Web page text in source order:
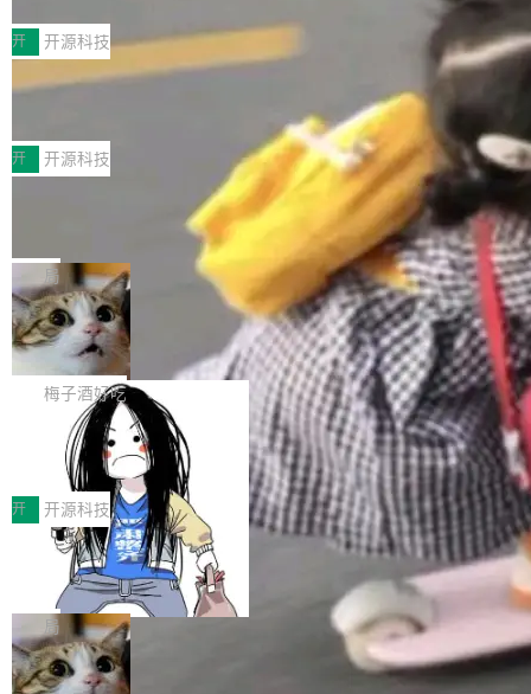
MPComm将作为一种传输引擎接入Mooncake T
ENT，实现零拷贝传输性能提升30%、非零拷贝
传输性能最高提升5倍。UCL-MPComm底层基
于自研UCL-Engine通信引擎，后续腾讯网平将
持续开源更多基于UCL-Engine的高性能通信组
件。 腾讯网平团队在UCL-MPComm中实现了一
个独立于业务线程的全局通信引擎（Engine），
型案例入选名单》，深信服“面向企业研发场景的
开源 AI 编程平台 CoStrict 应用”凭借卓越的技术
创新与落地成效成功入选。 全链路私有化部署，
助力企业AI研发安全落地 当前，越来越多企业已
经开始引入 AI Coding 工具，通过调用公有云模
型或企业内部部署模型提升研发效率。但随着 AI
Coding 从个人辅助工具逐步走向团队级、组织
级应用，企业在规模化落地过程中，对安全性、
可控性和代码质量提出了更高要求。 首先是数据
安全与合规要求。对于大多数普通研发场景，公
有云模型能够满足快速试用和效率提升的需求。
但对于金融、能源、医疗等对数据安全要求较...
开 开源科技
深信服AI算力网关入选工信部人工智能
前不久，工业和信息化部正式发布《2025年人工
智能应用典型案例名单》，集中展示人工智能在
各领域的应用成果，覆盖技术底座、行业赋能、
产品应用、支撑保障、专题等五大方向。深信服
AI算力网关（AI创新平台）成功入选！ 随着各行
各业的Agent走向规模化建设，算力构成形态逐
渐丰富，用户关注的重点也在发生变化：不只是
让AI用起来，还要进一步看清混合算力时代下，
Token花在哪里、算力是否被充分利用，以及持
续增长的AI成本该如何优化。 深信服AI算力网关
正是围绕这些实际问题，从Token治理和成本治
理两个方面，让用户的每一份算力都看得清、管
得住、用得稳、省得下、更安全！ 一、从现在开
始，Token使用一目...
开 开源科技
Jeff Dean 离开 Google：一个时代的结
束，一个实验室的开始
Google 员工编号 20。MapReduce 作者之一。
Bigtable 作者之一。TensorFlow 的作者之一。
Gemini 的架构师。Google 首席科学家。 Jeff D
ean 在 Google 工作了 27 年后，宣布离职。 他
不是一个人走。一同离开的还有 Sanjay Ghema
wat（Google 员工编号 23，Jeff Dean 二十多
年的编程搭档，MapReduce 和 Bigtable 的共同
作者）、Quoc Le（Google 大脑核心成员，Se
q2Seq 和 DocAI 的共同发明人）以及 Oriol Vin
yals（Gemini 联合负责人，AlphaSta...
局
🔥 SolonCode v2026.8.4 发布：界面
字体可调、22 种语言、记忆搜索增强
打开终端就能上岗的全中文编码智能体，这一轮
把「看得清、用母语、记得住」三件事一次补
齐。 SolonCode 是什么 SolonCode 是杭州无
耳科技研发的企业级终端编码智能体——一位全
中文驱动的数字员工，自主理解需求、规划步
骤、编写代码。不挑模型、不挑平台，curl 一行
装完即用。 开源地址：Gitee · GitCode · GitHu
b 安装 支持 Java 8+（8~26）、macOS / Linu
x / Windows / Harmony PC。 # macOS / Linu
x / Harmony PC curl -fsSL https://solon.noea
r.org/solon...
梅子酒好吃
让“代码语义理解”深度释放AI Coding
价值潜能：华为云码道（CodeArts）
代码仓技术解析
一、代码仓深度理解技术的作用与价值 在软件工
程实践中，代码仓是企业核心知识资产的主要载
体。企业级代码仓库通常包含数十万乃至数百万
个文件，其规模远超单次模型调用可承载的上下
文窗口。随着项目规模的持续扩张与代码历史的
不断累积，代码仓中的模块关系、接口契约、业
务逻辑等关键信息往往分散于数十乃至数百个文
件之中，形成高度复杂的知识关联网络。传统的
开 开源科技
一条“删库”命令跑 17 小时，算法工程
师删光 89TB 数据只为干私活
最高人民检察院8月4日公布了一起案件：北京一
名90后算法工程师王某，为了给自己接的私活腾
服务器空间，删光了公司AI游戏部门的全部核心
数据。 王某2024年1月入职东城区某科技公司AI
局
Cloudflare 分享推理优化实践：KV ca